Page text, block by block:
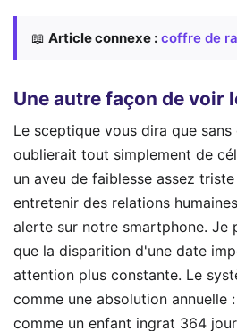
📖 Article connexe : coffre de
Une autre façon de voir
Le sceptique vous dira que
oublierait tout simplement de
un aveu de faiblesse assez
entretenir des relations
alerte sur notre smartphone. Je
que la disparition d'une date
attention plus constante. Le
comme une absolution annuelle
comme un enfant ingrat 364